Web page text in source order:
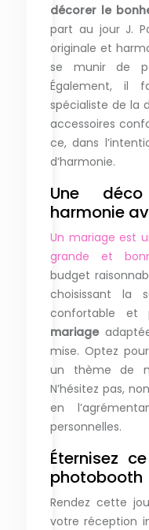
décorer le
part au jour J.
originale et
se munir de
Également, il
spécialiste de la
accessoires
ce, dans
d’harmonie.
Une
harmonie
Un mariage est
grande et
budget
choisissant la
confortable et
mariage
mise. Optez
un thème de
N’hésitez pas,
en
personnelles.
Éternisez
photobooth
Rendez cette
votre réception